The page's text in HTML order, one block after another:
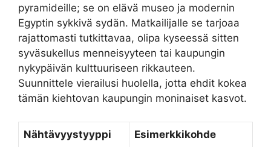
pyramideille; se on elävä museo ja modernin
Egyptin sykkivä sydän. Matkailijalle se tarjoaa
rajattomasti tutkittavaa, olipa kyseessä sitten
syväsukellus menneisyyteen tai kaupungin
nykypäivän kulttuuriseen rikkauteen.
Suunnittele vierailusi huolella, jotta ehdit kokea
tämän kiehtovan kaupungin moninaiset kasvot.
Nähtävyystyyppi Esimerkkikohde